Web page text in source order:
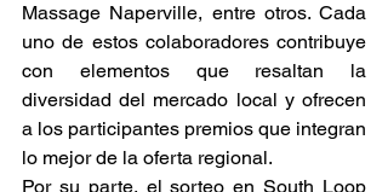
Massage Naperville, entre otros. Cada
uno de estos colaboradores contribuye
con elementos que resaltan la
diversidad del mercado local y ofrecen
a los participantes premios que integran
lo mejor de la oferta regional.
Por su parte, el sorteo en South Loop